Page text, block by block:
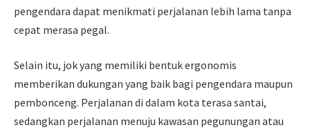
pengendara dapat menikmati perjalanan lebih lama tanpa
cepat merasa pegal.
Selain itu, jok yang memiliki bentuk ergonomis
memberikan dukungan yang baik bagi pengendara maupun
pembonceng. Perjalanan di dalam kota terasa santai,
sedangkan perjalanan menuju kawasan pegunungan atau